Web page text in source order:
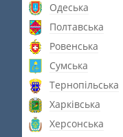
Одеська
Полтавська
Ровенська
Сумська
Тернопільська
Харківська
Херсонська